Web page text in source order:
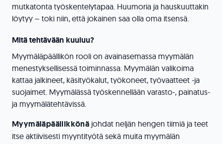
mutkatonta työskentelytapaa. Huumoria ja hauskuuttakin
löytyy – toki niin, että jokainen saa olla oma itsensä.
Mitä tehtävään kuuluu?
Myymäläpäällikön rooli on avainasemassa myymälän
menestyksellisessä toiminnassa. Myymälän valikoima
kattaa jalkineet, käsityökalut, työkoneet, työvaatteet -ja
suojaimet. Myymälässä työskennellään varasto-, painatus-
ja myymälätehtävissä.
Myymäläpäällikkönä johdat neljän hengen tiimiä ja teet
itse aktiivisesti myyntityötä sekä muita myymälän